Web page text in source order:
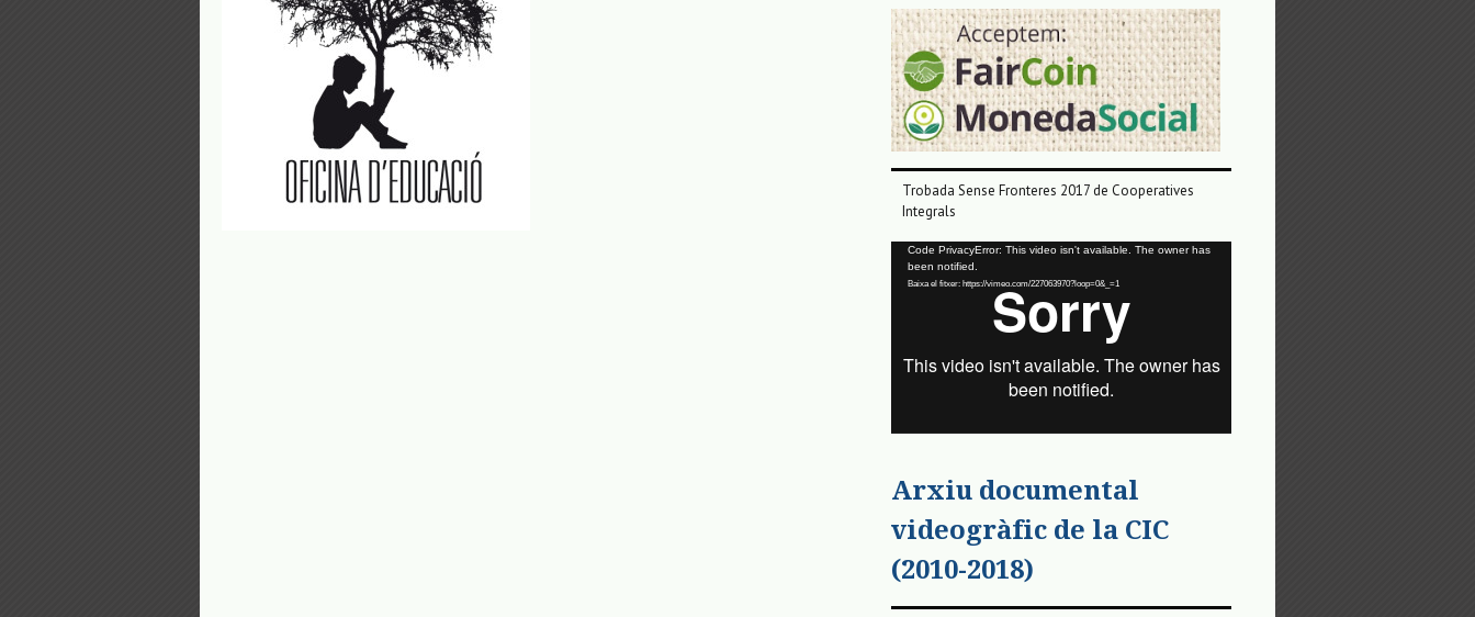
Trobada Sense Fronteres 2017 de Cooperatives
Integrals
Reproductor
vídeo
Code PrivacyError: This video isn't available. The owner has
been notified.
Baixa el fitxer: https://vimeo.com/227063970?loop=0&_=1
Arxiu documental
videogràfic de la CIC
(2010-2018)